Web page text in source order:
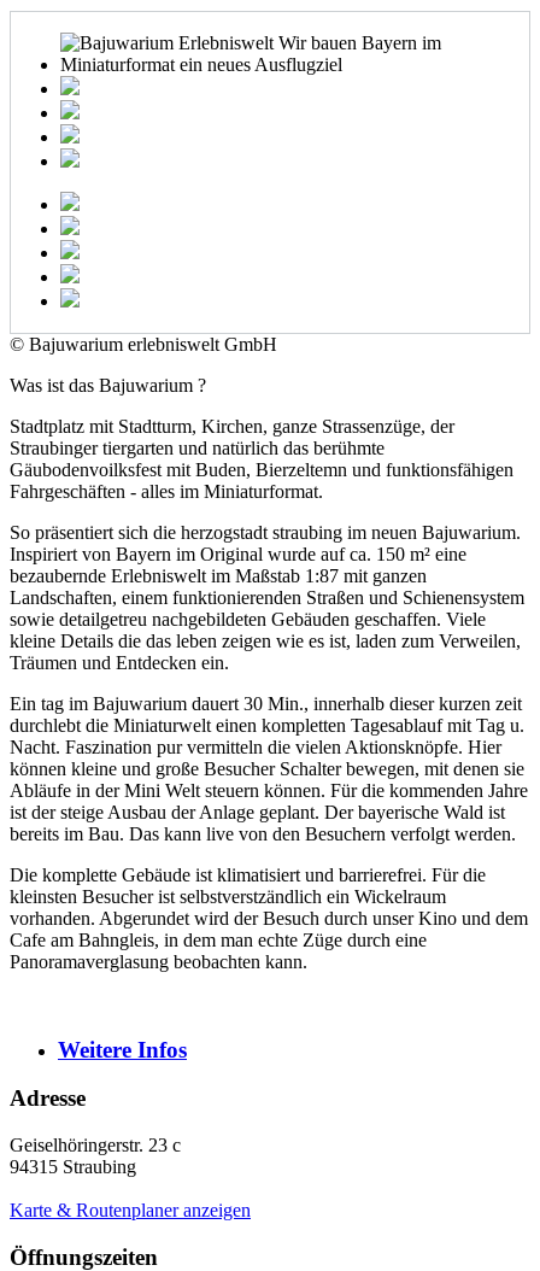
© Bajuwarium erlebniswelt GmbH
Was ist das Bajuwarium ?
Stadtplatz mit Stadtturm, Kirchen, ganze Strassenzüge, der
Straubinger tiergarten und natürlich das berühmte
Gäubodenvoilksfest mit Buden, Bierzeltemn und funktionsfähigen
Fahrgeschäften - alles im Miniaturformat.
So präsentiert sich die herzogstadt straubing im neuen Bajuwarium.
Inspiriert von Bayern im Original wurde auf ca. 150 m² eine
bezaubernde Erlebniswelt im Maßstab 1:87 mit ganzen
Landschaften, einem funktionierenden Straßen und Schienensystem
sowie detailgetreu nachgebildeten Gebäuden geschaffen. Viele
kleine Details die das leben zeigen wie es ist, laden zum Verweilen,
Träumen und Entdecken ein.
Ein tag im Bajuwarium dauert 30 Min., innerhalb dieser kurzen zeit
durchlebt die Miniaturwelt einen kompletten Tagesablauf mit Tag u.
Nacht. Faszination pur vermitteln die vielen Aktionsknöpfe. Hier
können kleine und große Besucher Schalter bewegen, mit denen sie
Abläufe in der Mini Welt steuern können. Für die kommenden Jahre
ist der steige Ausbau der Anlage geplant. Der bayerische Wald ist
bereits im Bau. Das kann live von den Besuchern verfolgt werden.
Die komplette Gebäude ist klimatisiert und barrierefrei. Für die
kleinsten Besucher ist selbstverstzändlich ein Wickelraum
vorhanden. Abgerundet wird der Besuch durch unser Kino und dem
Cafe am Bahngleis, in dem man echte Züge durch eine
Panoramaverglasung beobachten kann.
Weitere Infos
Adresse
Geiselhöringerstr. 23 c
94315 Straubing
Karte & Routenplaner anzeigen
Öffnungszeiten